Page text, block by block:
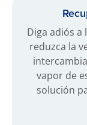
Diga adiós a
reduzca la
vapor de
solución